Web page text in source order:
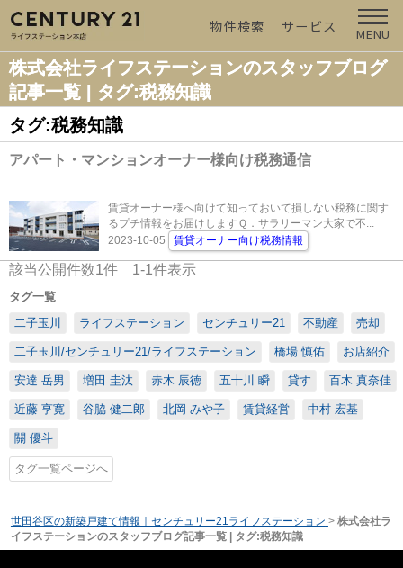
物件検索 サービス MENU
株式会社ライフステーションのスタッフブログ
記事一覧 | タグ:税務知識
タグ:税務知識
アパート・マンションオーナー様向け税務通信
賃貸オーナー様へ向けて知っておいて損しない税務に関す
るプチ情報をお届けしますＱ．サラリーマン大家で不...
2023-10-05
賃貸オーナー向け税務情報
該当公開件数1件 1-1件表示
タグ一覧
二子玉川
ライフステーション センチュリー21 不動産 売却
二子玉川/センチュリー21/ライフステーション 橋場 慎佑 お店紹介
安達 岳男 増田 圭汰 赤木 辰徳 五十川 瞬 貸す 百木 真奈佳
近藤 亨寛 谷脇 健二郎 北岡 みや子 賃貸経営 中村 宏基
關 優斗
タグ一覧ページへ
世田谷区の新築戸建て情報｜センチュリー21ライフステーション > 株式会社ラ
イフステーションのスタッフブログ記事一覧 | タグ:税務知識